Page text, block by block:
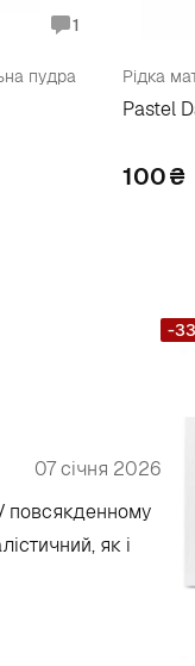
1
пудра Рідка
Pastel
100₴
07 січня 2026
повсякденному
як і
-